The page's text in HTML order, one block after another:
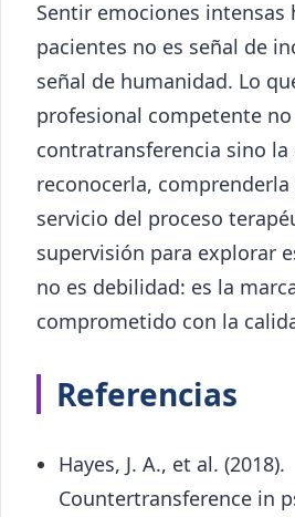
Sentir emociones intensas
pacientes no es señal de
señal de humanidad. Lo
profesional competente
contratransferencia sino la
reconocerla,
servicio del proceso
supervisión para explorar
no es debilidad: es la
comprometido con la
Referencias
Hayes, J. A., et al. (2018).
Countertransference in